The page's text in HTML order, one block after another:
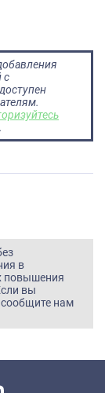
с
.
в
повышения
вы
нам